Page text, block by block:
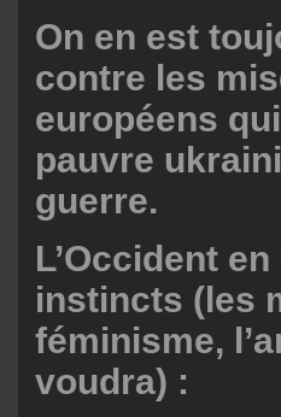
On en est
contre les
européens
pauvre
guerre.
L’Occident
instincts (les
féminisme,
voudra) :